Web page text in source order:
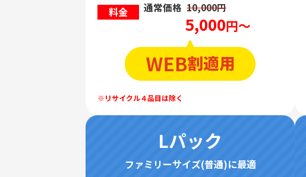
料金 通常価格 10,000円
5,000円～
Lパック
ファミリーサイズ(普通)に最適